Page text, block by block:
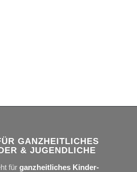
GANZHEITLICHES
& JUGENDLICHE
für ganzheitliches Kinder-